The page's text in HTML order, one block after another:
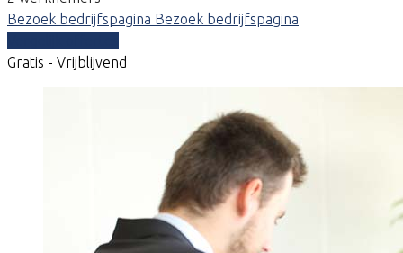
Bezoek bedrijfspagina Bezoek bedrijfspagina
Gratis - Vrijblijvend